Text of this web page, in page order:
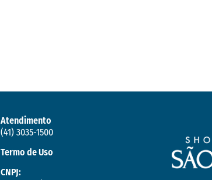
Atendimento
(41) 3035-1500
Termo de Uso
CNPJ: